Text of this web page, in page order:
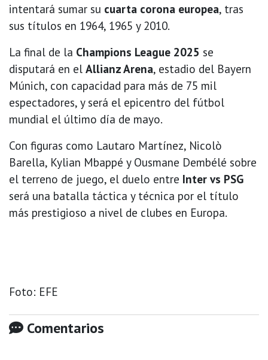
intentará sumar su cuarta corona europea, tras
sus títulos en 1964, 1965 y 2010.
La final de la Champions League 2025 se
disputará en el Allianz Arena, estadio del Bayern
Múnich, con capacidad para más de 75 mil
espectadores, y será el epicentro del fútbol
mundial el último día de mayo.
Con figuras como Lautaro Martínez, Nicolò
Barella, Kylian Mbappé y Ousmane Dembélé sobre
el terreno de juego, el duelo entre Inter vs PSG
será una batalla táctica y técnica por el título
más prestigioso a nivel de clubes en Europa.
Foto: EFE
Comentarios